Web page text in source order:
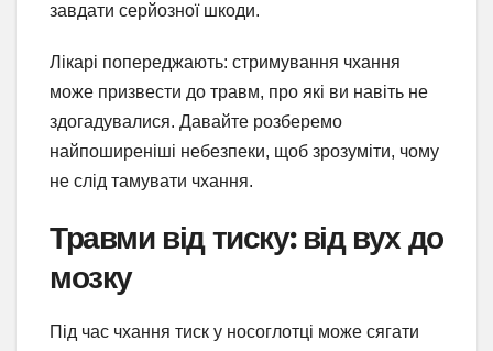
завдати серйозної шкоди.
Лікарі попереджають: стримування чхання
може призвести до травм, про які ви навіть не
здогадувалися. Давайте розберемо
найпоширеніші небезпеки, щоб зрозуміти, чому
не слід тамувати чхання.
Травми від тиску: від вух до
мозку
Під час чхання тиск у носоглотці може сягати